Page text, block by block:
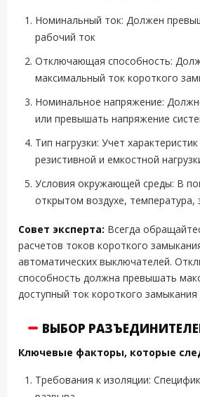
Номинальный ток: Должен
рабочий ток
Отключающая способность:
максимальный ток короткого
Номинальное напряжение:
или превышать напряжение
Тип нагрузки: Учет
резистивной и емкостной
Условия окружающей среды: В
открытом воздухе, температура,
Совет эксперта: Всегда
расчетов токов короткого
автоматических выключателей.
способность должна превышать
доступный ток короткого замыкания
ВЫБОР
Ключевые факторы, которые
Требования к изоляции: